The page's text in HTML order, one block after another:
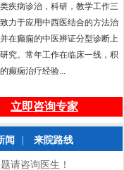
疾病诊治，科研，教学工作三
力于应用中西医结合的方法治
在癫痫的中医辨证分型诊断上
究。常年工作在临床一线，积
癫痫治疗经验...
立即咨询专家
闻 来院路线
请咨询医生！